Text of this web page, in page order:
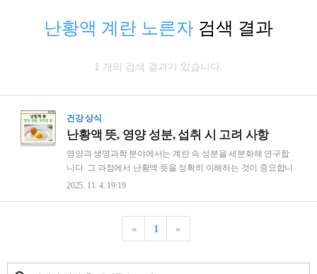
난황액 계란 노른자 검색 결과
1 개의 검색 결과가 있습니다.
건강 상식
난황액 뜻, 영양 성분, 섭취 시 고려 사항
영양과 생명과학 분야에서는 계란 속 성분을 세분화해 연구합
니다. 그 과정에서 난황액 뜻을 정확히 이해하는 것이 중요합니
다. 난황은 초기 생명 발달에 필요한 영양소가 집약된 조직이며,
어떤 연구가 있는지 정리하겠습니다.난황액 뜻난황액은 계란의
노른자에서 수분과 고형분을 분리하지 않고 균질화한 액상 형
2025. 11. 4. 19:19
« 1 »